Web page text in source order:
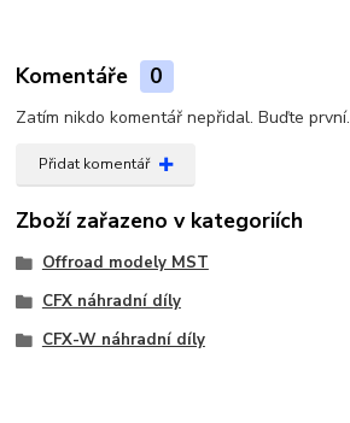
Komentáře 0
Zatím nikdo komentář nepřidal. Buďte první.
Přidat komentář
Zboží zařazeno v kategoriích
Offroad modely MST
CFX náhradní díly
CFX-W náhradní díly